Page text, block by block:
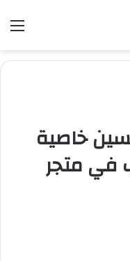
خاصية
في متجر